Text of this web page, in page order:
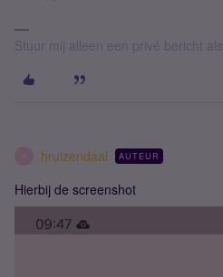
Stuur mij alleen een privé bericht
hruizendaal AUTEUR
Hierbij de screenshot